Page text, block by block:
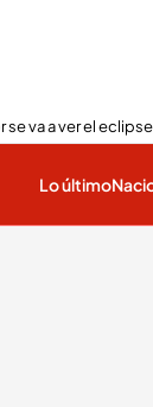
va a ver el eclipse
Lo último